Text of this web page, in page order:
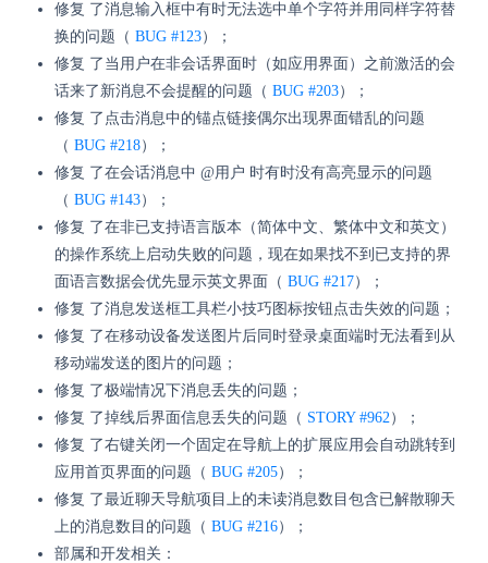
修复 了消息输入框中有时无法选中单个字符并用同样字符替
换的问题（ BUG #123）；
修复 了当用户在非会话界面时（如应用界面）之前激活的会
话来了新消息不会提醒的问题（ BUG #203）；
修复 了点击消息中的锚点链接偶尔出现界面错乱的问题
（ BUG #218）；
修复 了在会话消息中 @用户 时有时没有高亮显示的问题
（ BUG #143）；
修复 了在非已支持语言版本（简体中文、繁体中文和英文）
的操作系统上启动失败的问题，现在如果找不到已支持的界
面语言数据会优先显示英文界面（ BUG #217）；
修复 了消息发送框工具栏小技巧图标按钮点击失效的问题；
修复 了在移动设备发送图片后同时登录桌面端时无法看到从
移动端发送的图片的问题；
修复 了极端情况下消息丢失的问题；
修复 了掉线后界面信息丢失的问题（ STORY #962）；
修复 了右键关闭一个固定在导航上的扩展应用会自动跳转到
应用首页界面的问题（ BUG #205）；
修复 了最近聊天导航项目上的未读消息数目包含已解散聊天
上的消息数目的问题（ BUG #216）；
部属和开发相关：